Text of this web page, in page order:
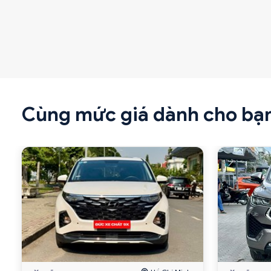
Cùng mức giá dành cho